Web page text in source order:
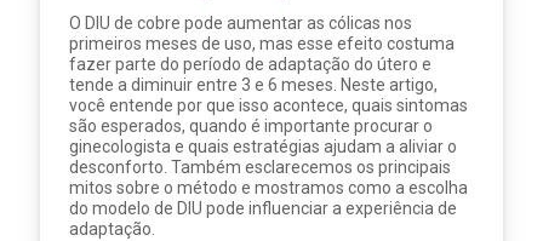
O DIU de cobre pode aumentar as cólicas nos
primeiros meses de uso, mas esse efeito costuma
fazer parte do período de adaptação do útero e
tende a diminuir entre 3 e 6 meses. Neste artigo,
você entende por que isso acontece, quais sintomas
são esperados, quando é importante procurar o
ginecologista e quais estratégias ajudam a aliviar o
desconforto. Também esclarecemos os principais
mitos sobre o método e mostramos como a escolha
do modelo de DIU pode influenciar a experiência de
adaptação.